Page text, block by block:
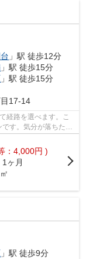
」駅 徒歩12分
」駅 徒歩15分
」駅 徒歩15分
目17-14
経路を選べます。こ
す。気分が落ちた時
：4,000円 )
1ヶ月
」駅 徒歩9分